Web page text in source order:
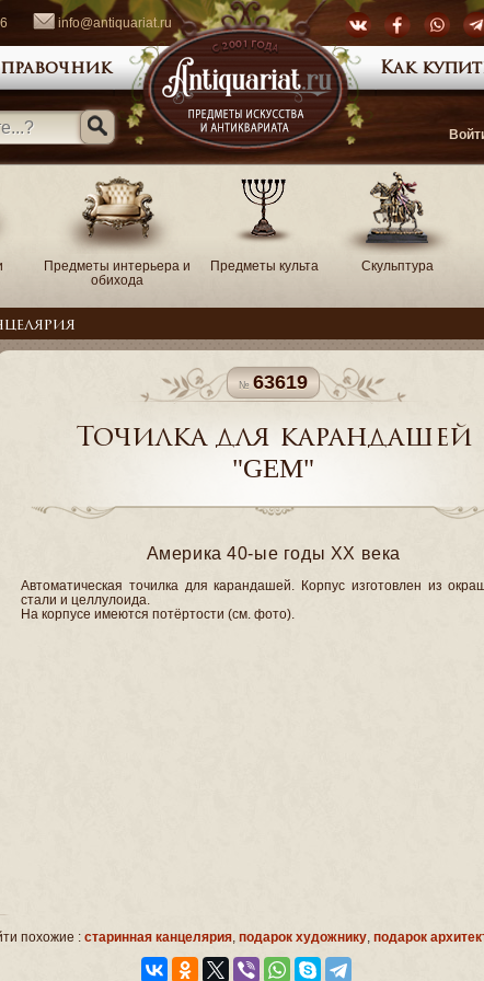
info@antiquariat.ru
Как
Предметы интерьера и
обихода
Предметы культа Скульптура
63619
Точилка для карандашей
"GEM"
Америка 40-ые годы ХХ века
Автоматическая точилка для карандашей. Корпус изготовлен из
стали и целлулоида.
На корпусе имеются потёртости (см. фото).
похожие : старинная канцелярия подарок художнику подарок